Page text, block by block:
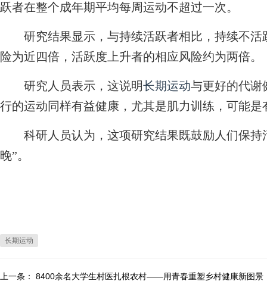
跃者在整个成年期平均每周运动不超过一次。
研究结果显示，与持续活跃者相比，持续不活
险为近四倍，活跃度上升者的相应风险约为两倍。
研究人员表示，这说明长期运动与更好的代谢
行的运动同样有益健康，尤其是肌力训练，可能
科研人员认为，这项研究结果既鼓励人们保持
晚”。
长期运动
上一条： 8400余名大学生村医扎根农村——用青春重塑乡村健康新图景